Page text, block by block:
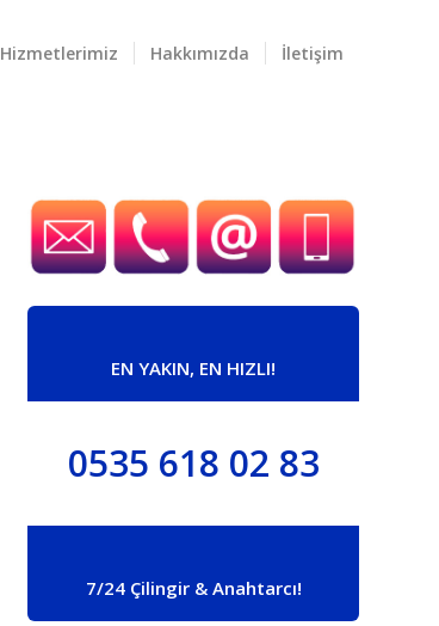
Hizmetlerimiz Hakkımızda İletişim
EN YAKIN, EN HIZLI!
0535 618 02 83
7/24 Çilingir & Anahtarcı!